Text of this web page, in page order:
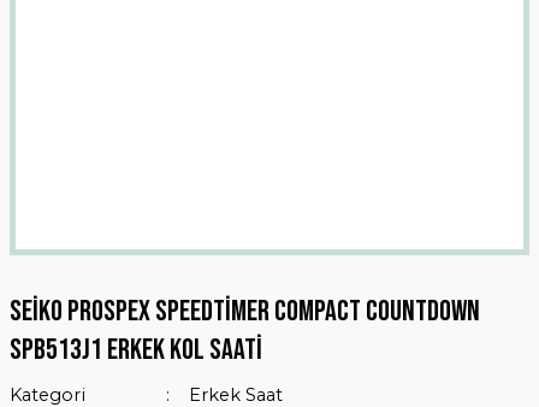
Seiko Prospex Speedtimer Compact Countdown
SPB513J1 Erkek Kol Saati
Kategori
Erkek Saat